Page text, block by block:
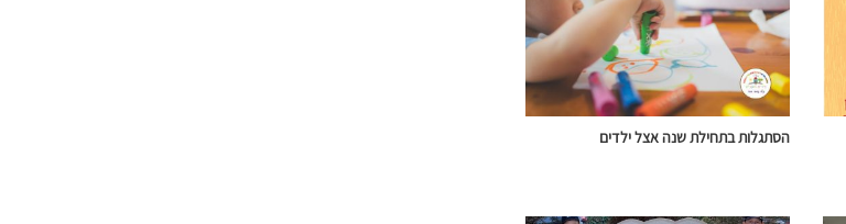
הסתגלות בתחילת שנה אצל ילדים